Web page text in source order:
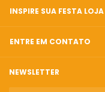
INSPIRE SUA FESTA LOJA
ENTRE EM CONTATO
NEWSLETTER